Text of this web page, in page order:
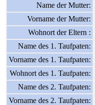
Name der Mutter:
Vorname der Mutter:
Wohnort der Eltern :
Name des 1. Taufpaten:
Vorname des 1. Taufpaten:
Wohnort des 1. Taufpaten:
Name des 2. Taufpaten:
Vorname des 2. Taufpaten: